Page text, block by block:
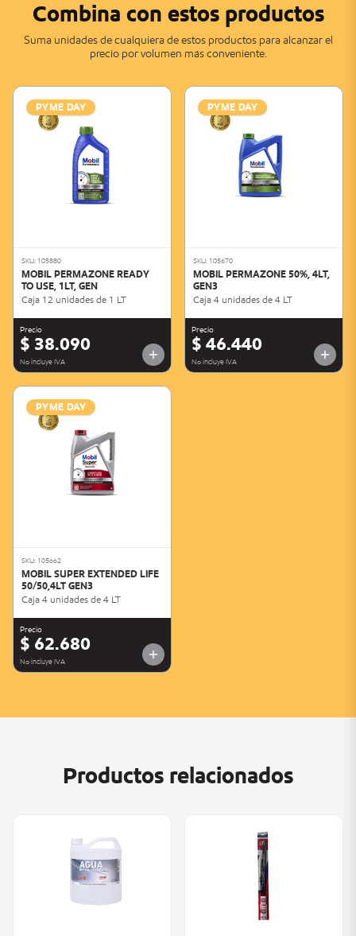
Combina con estos productos
Suma unidades de cualquiera de estos productos para alcanzar el
precio por volumen más conveniente.
PYME DAY
SKU: 105880
MOBIL PERMAZONE READY
TO USE, 1LT, GEN
Caja 12 unidades de 1 LT
Precio
$ 38.090
No incluye IVA
PYME DAY
SKU: 105670
MOBIL PERMAZONE 50%, 4LT,
GEN3
Caja 4 unidades de 4 LT
Precio
$ 46.440
No incluye IVA
PYME DAY
SKU: 105662
MOBIL SUPER EXTENDED LIFE
50/50,4LT GEN3
Caja 4 unidades de 4 LT
Precio
$ 62.680
No incluye IVA
Productos relacionados